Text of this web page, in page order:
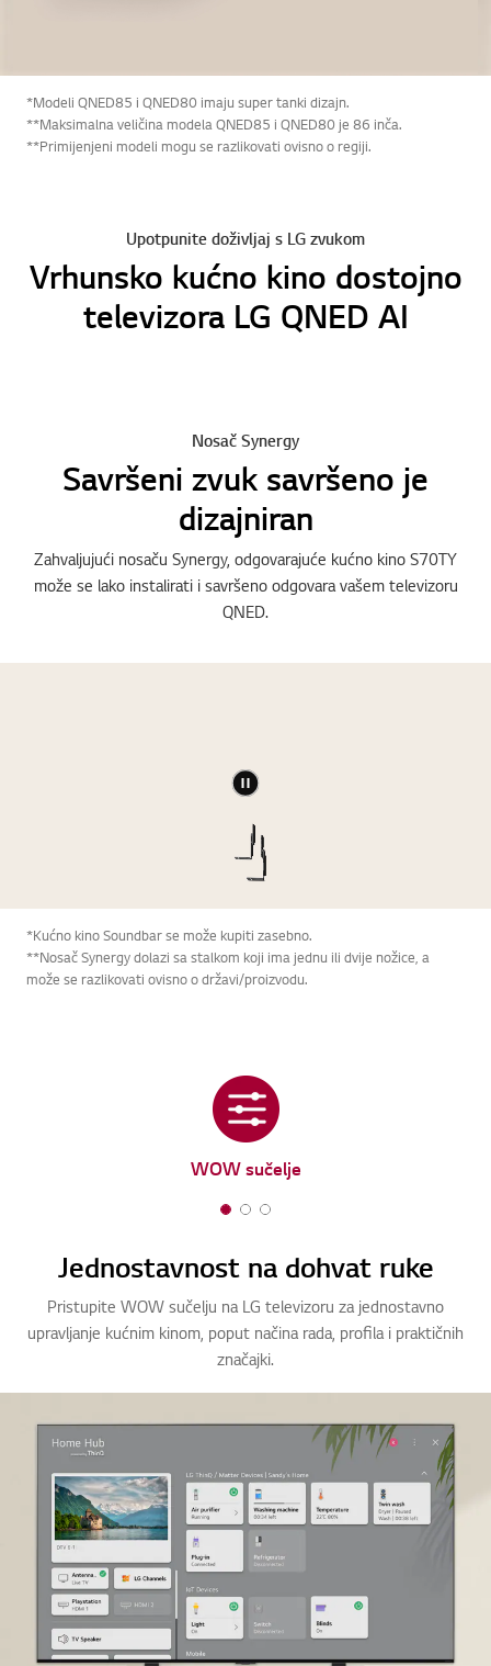
*Modeli QNED85 i QNED80 imaju super tanki dizajn.
**Maksimalna veličina modela QNED85 i QNED80 je 86 inča.
**Primijenjeni modeli mogu se razlikovati ovisno o regiji.
Upotpunite doživljaj s LG zvukom
Vrhunsko kućno kino dostojno
televizora LG QNED AI
Nosač Synergy
Savršeni zvuk savršeno je
dizajniran
Zahvaljujući nosaču Synergy, odgovarajuće kućno kino S70TY
može se lako instalirati i savršeno odgovara vašem televizoru
QNED.
*Kućno kino Soundbar se može kupiti zasebno.
**Nosač Synergy dolazi sa stalkom koji ima jednu ili dvije nožice, a
može se razlikovati ovisno o državi/proizvodu.
WOW sučelje
1
f
2 3
f
Jednostavnost na dohvat ruke
Pristupite WOW sučelju na LG televizoru za jednostavno
upravljanje kućnim kinom, poput načina rada, profila i praktičnih
značajki.